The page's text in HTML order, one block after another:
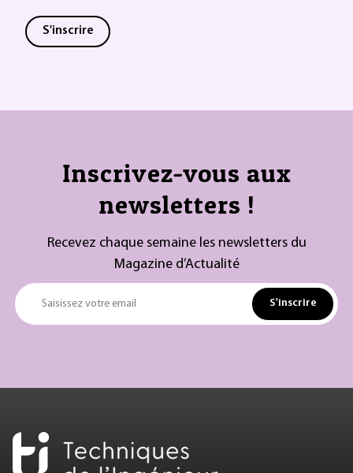
S'inscrire
Inscrivez-vous aux
newsletters !
Recevez chaque semaine les newsletters du
Magazine d’Actualité
Saisissez votre email S'inscrire